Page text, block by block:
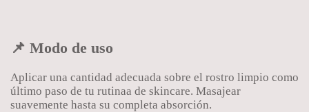
📌 Modo de uso
Aplicar una cantidad adecuada sobre el rostro limpio como
último paso de tu rutinaa de skincare. Masajear
suavemente hasta su completa absorción.